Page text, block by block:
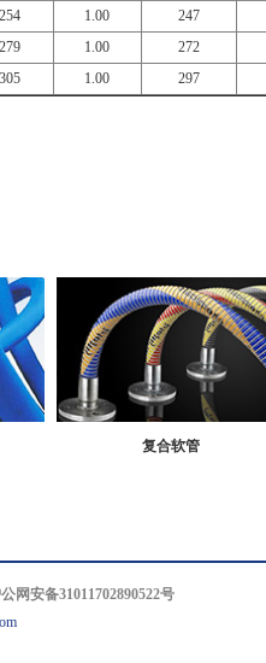
254 1.00 247
279 1.00 272
305 1.00 297
复合软管
网安备31011702890522号